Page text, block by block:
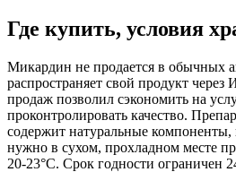
Где купить, условия
Микардин не продается в обычных
распространяет свой продукт через
продаж позволил сэкономить на
проконтролировать качество.
содержит натуральные
нужно в сухом, прохладном месте
20-23°С. Срок годности ограничен